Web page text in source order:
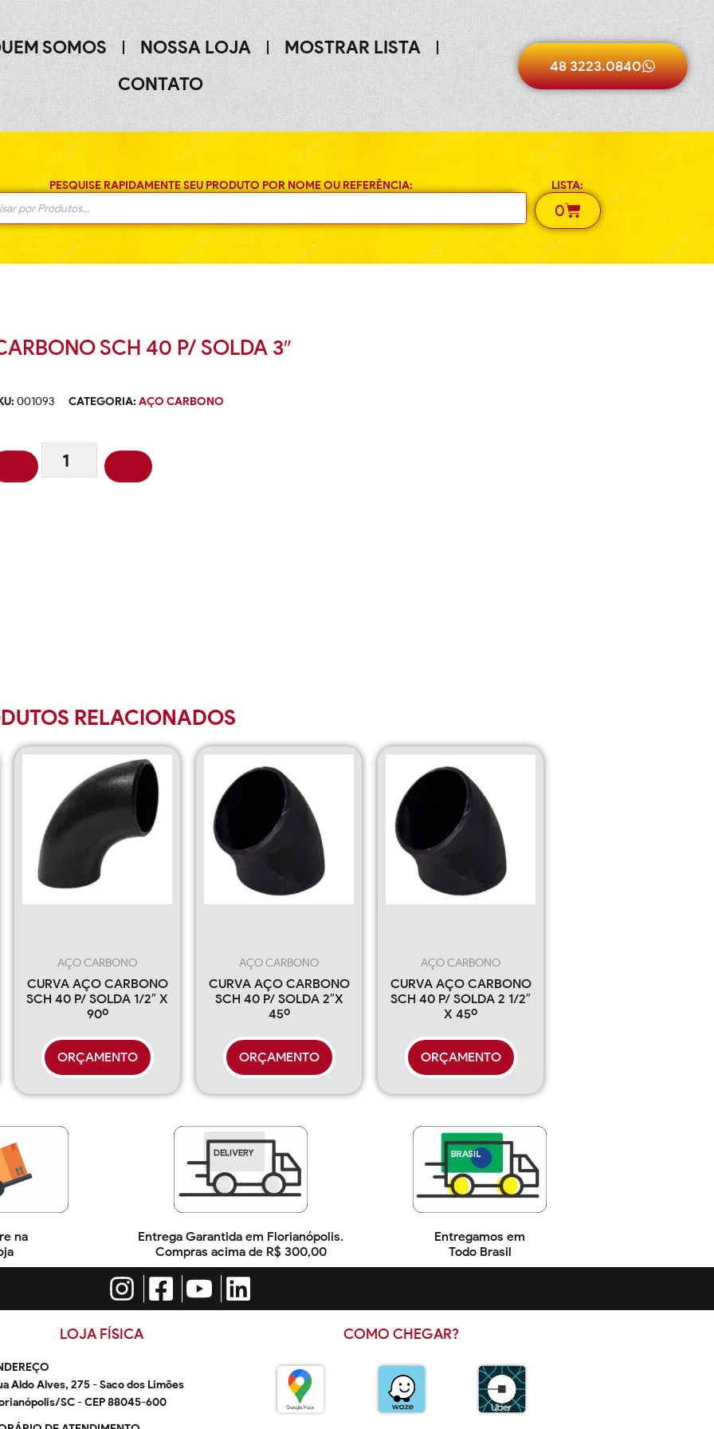
SOMOS NOSSA LOJA
MOSTRAR LISTA
CONTATO
48 3223.0840
PESQUISE RAPIDAMENTE SEU PRODUTO POR NOME OU REFERÊNCIA: LISTA:
0
SCH 40 P/ SOLDA 3″
001093 CATEGORIA: AÇO CARBONO
RELACIONADOS
AÇO CARBONO
CURVA AÇO CARBONO
SCH 40 P/ SOLDA 1/2″ X
90º
ORÇAMENTO
AÇO CARBONO
CURVA AÇO CARBONO
SCH 40 P/ SOLDA 2″X
45º
ORÇAMENTO
AÇO CARBONO
CURVA AÇO CARBONO
SCH 40 P/ SOLDA 2 1/2″
X 45º
ORÇAMENTO
na
Entrega Garantida em Florianópolis.
Compras acima de R$ 300,00
Entregamos em
Todo Brasil
LOJA FÍSICA
Aldo Alves, 275 - Saco dos Limões
SC - CEP 88045-600
COMO CHEGAR?